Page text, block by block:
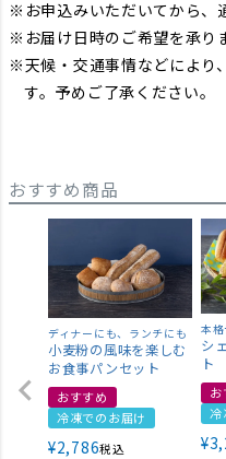
お申込みいただいてから、
お届け日時のご希望を承り
天候・交通事情などにより
す。予めご了承ください。
おすすめ商品
ディナーにも、ランチにも
小麦粉の風味を楽しむ
お食事パンセット
おすすめ
冷凍でのお届け
¥2,786税込
本
シ
ト
お
冷
¥